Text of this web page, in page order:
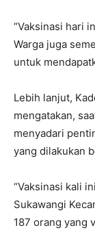
“Vaksinasi hari
Warga juga
untuk
Lebih lanjut,
mengatakan,
menyadari
yang dilakukan
“Vaksinasi kali
Sukawangi
187 orang yang